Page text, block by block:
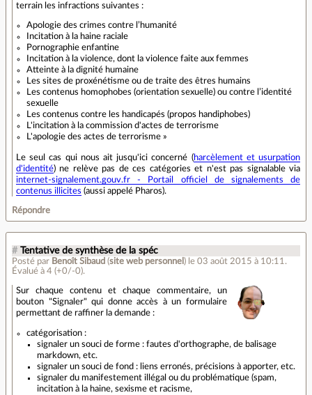
terrain les infractions suivantes :
Apologie des crimes contre l’humanité
Incitation à la haine raciale
Pornographie enfantine
Incitation à la violence, dont la violence faite aux femmes
Atteinte à la dignité humaine
Les sites de proxénétisme ou de traite des êtres humains
Les contenus homophobes (orientation sexuelle) ou contre l’identité
sexuelle
Les contenus contre les handicapés (propos handiphobes)
L'incitation à la commission d'actes de terrorisme
L'apologie des actes de terrorisme »
Le seul cas qui nous ait jusqu'ici concerné (harcèlement et usurpation
d'identité) ne relève pas de ces catégories et n'est pas signalable via
internet-signalement.gouv.fr - Portail officiel de signalements de
contenus illicites (aussi appelé Pharos).
Répondre
# Tentative de synthèse de la spéc
Posté par Benoît Sibaud (site web personnel ) le 03 août 2015 à 10:11 .
Évalué à 4 (+0/-0).
Sur chaque contenu et chaque commentaire, un
bouton "Signaler" qui donne accès à un formulaire
permettant de raffiner la demande :
catégorisation :
signaler un souci de forme : fautes d'orthographe, de balisage
markdown, etc.
signaler un souci de fond : liens erronés, précisions à apporter, etc.
signaler du manifestement illégal ou du problématique (spam,
incitation à la haine, sexisme et racisme,